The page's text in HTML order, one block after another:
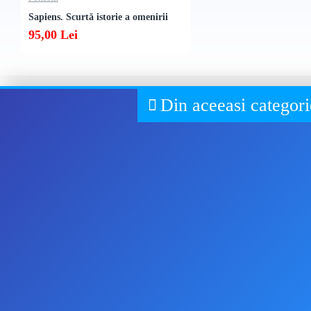
Sapiens. Scurtă istorie a omenirii
95,00 Lei
Din aceeasi